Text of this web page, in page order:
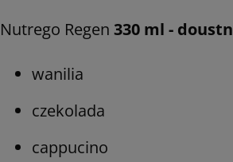
Nutrego Regen 330 ml -
wanilia
czekolada
cappucino